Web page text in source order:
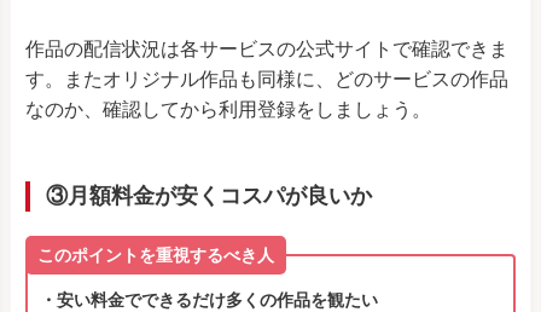
作品の配信状況は各サービスの公式サイトで確認できま
す。またオリジナル作品も同様に、どのサービスの作品
なのか、確認してから利用登録をしましょう。
③月額料金が安くコスパが良いか
このポイントを重視するべき人
・安い料金でできるだけ多くの作品を観たい